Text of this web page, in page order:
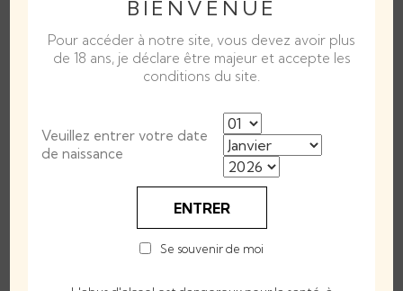
SA COULEUR :
SON NEZ :des notes de jasmin se mélangent avec de douces notes
magnifique équilibre entre douceur et structure, le
tout rehaussé par quelques notes de vanille et légèrement boisées.
40°
70cl
BIENVENUE
Pour accéder à notre site, vous devez avoir plus
de 18 ans, je déclare être majeur et accepte les
conditions du site.
Veuillez entrer votre date
de naissance
ENTRER
Se souvenir de moi